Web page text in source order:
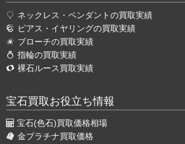
ネックレス・ペンダントの買取実績
ピアス・イヤリングの買取実績
ブローチの買取実績
指輪の買取実績
裸石ルース買取実績
宝石買取お役立ち情報
宝石(色石)買取価格相場
金プラチナ買取価格